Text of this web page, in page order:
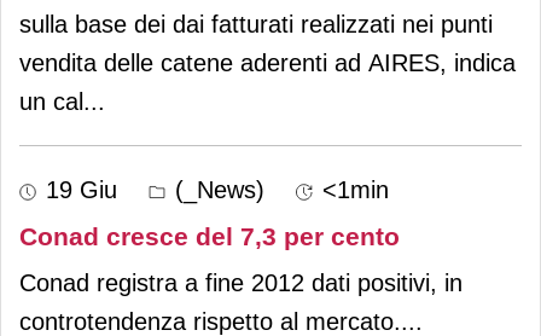
sulla base dei dai fatturati realizzati nei punti
vendita delle catene aderenti ad AIRES, indica
un cal ...
19 Giu (_News) <1min
Conad cresce del 7,3 per cento
Conad registra a fine 2012 dati positivi, in
controtendenza rispetto al mercato....